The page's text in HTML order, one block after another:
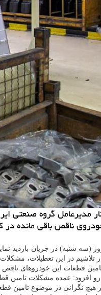
مدیرعامل گروه صنعتی
(سه شنبه) در جریان بازدید
در این تعطیلات، مشکلات مربوط به کسری
قطعات این خودروهای
افزود: عمده مشکلات تامین
هیچ نگرانی در موضوع تامین